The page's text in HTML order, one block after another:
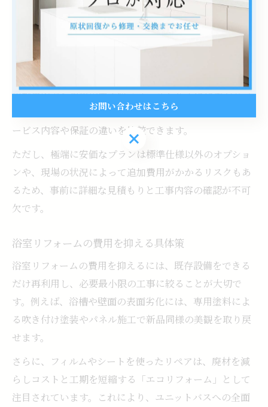
要なポイントとなります。
例えば、既存の浴室の解体から新しいユニットバスの設
置、給排水工事、仕上げまで一括で任せられるパックプ
ランを選ぶと、追加費用の発生を防ぎやすくなります。
川越市内でも複数の業者が「ユニットバス1616激安リフ
ォーム」を取り扱っており、相見積もりを取ることでサ
ービス内容や保証の違いを比較できます。
ただし、極端に安価なプランは標準仕様以外のオプショ
ンや、現場の状況によって追加費用がかかるリスクもあ
るため、事前に詳細な見積もりと工事内容の確認が不可
欠です。
浴室リフォームの費用を抑える具体策
浴室リフォームの費用を抑えるには、既存設備をできる
だけ再利用し、必要最小限の工事に絞ることが大切で
す。例えば、浴槽や壁面の表面劣化には、専用塗料によ
る吹き付け塗装やパネル施工で新品同様の美観を取り戻
せます。
さらに、フィルムやシートを使ったリペアは、廃材を減
らしコストと工期を短縮する「エコリフォーム」として
注目されています。これにより、ユニットバスへの全面
お問い合わせはこちら
お問い合わせはこちら